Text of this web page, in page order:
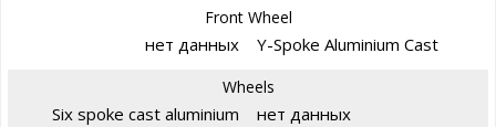
Front Wheel
нет данных Y-Spoke Aluminium Cast
Wheels
Six spoke cast aluminium нет данных